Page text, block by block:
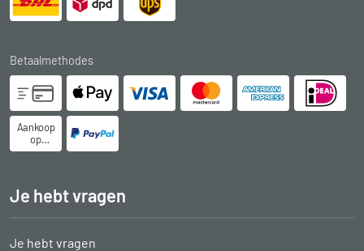
Betaalmethodes
Aankoop
op
rekening
Je hebt vragen
Je hebt vragen